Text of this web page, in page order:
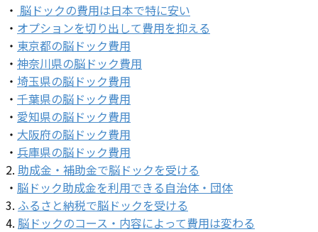
・ 脳ドックの費用は日本で特に安い
・ オプションを切り出して費用を抑える
・ 東京都の脳ドック費用
・ 神奈川県の脳ドック費用
・ 埼玉県の脳ドック費用
・ 千葉県の脳ドック費用
・ 愛知県の脳ドック費用
・ 大阪府の脳ドック費用
・ 兵庫県の脳ドック費用
2. 助成金・補助金で脳ドックを受ける
・ 脳ドック助成金を利用できる自治体・団体
3. ふるさと納税で脳ドックを受ける
4. 脳ドックのコース・内容によって費用は変わる